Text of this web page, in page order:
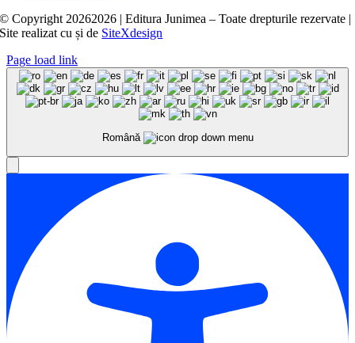
© Copyright 20262026 | Editura Junimea – Toate drepturile rezervate |
Site realizat cușide SiteXdesign
Page load link
Română